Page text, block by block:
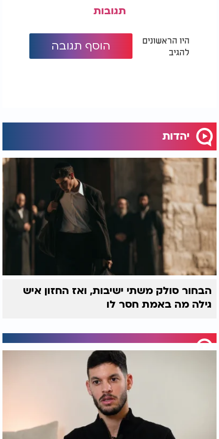
תגובות
היו הראשונים
להגיב
הוסף תגובה
יהדות
הבחור סולק משתי ישיבות, ואז החזון איש
גילה מה באמת חסר לו